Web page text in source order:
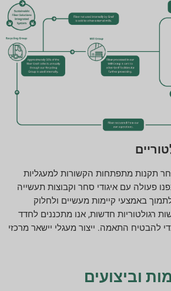
תקנות מתפתחות הקשורות למעגליות
בשנת 2024, שיתפנו פעולה עם איגודי סחר וקבוצות תעשייה
באמצעי קיימות מעשיים ולחלוק
רגולטוריות חדשות, אנו מתכננים לחדד
להבטיח התאמה. ייצור מעגלי יישאר מרכזי
וביצועים